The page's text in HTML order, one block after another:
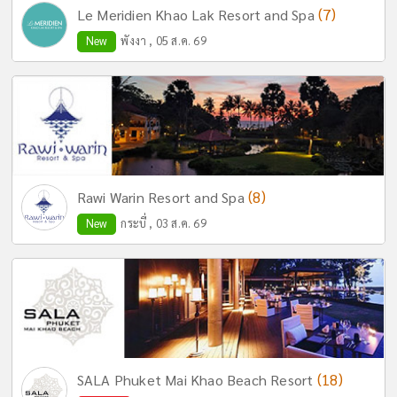
Le Meridien Khao Lak Resort and Spa (7)
New พังงา , 05 ส.ค. 69
Rawi Warin Resort and Spa (8)
New กระบี่ , 03 ส.ค. 69
SALA Phuket Mai Khao Beach Resort (18)